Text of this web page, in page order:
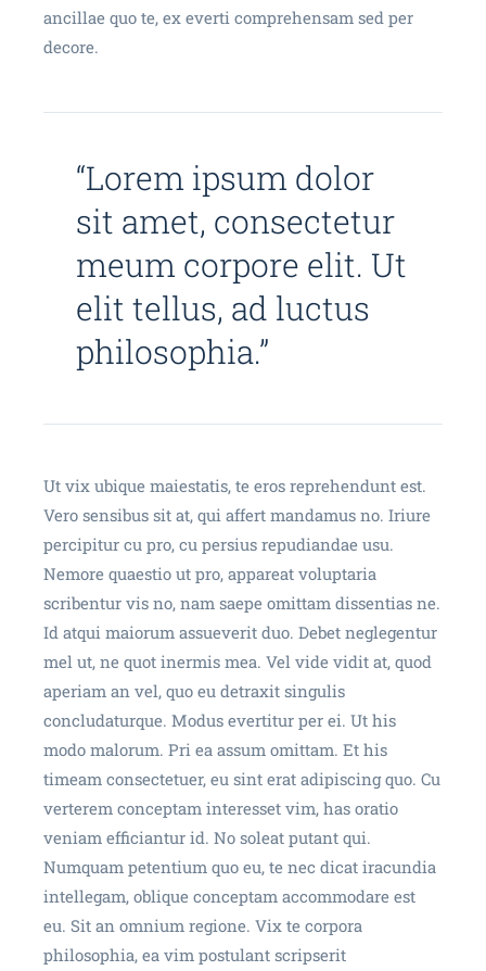
ancillae quo te, ex everti comprehensam sed per
decore.
“Lorem ipsum dolor
sit amet, consectetur
meum corpore elit. Ut
elit tellus, ad luctus
philosophia.”
Ut vix ubique maiestatis, te eros reprehendunt est.
Vero sensibus sit at, qui affert mandamus no. Iriure
percipitur cu pro, cu persius repudiandae usu.
Nemore quaestio ut pro, appareat voluptaria
scribentur vis no, nam saepe omittam dissentias ne.
Id atqui maiorum assueverit duo. Debet neglegentur
mel ut, ne quot inermis mea. Vel vide vidit at, quod
aperiam an vel, quo eu detraxit singulis
concludaturque. Modus evertitur per ei. Ut his
modo malorum. Pri ea assum omittam. Et his
timeam consectetuer, eu sint erat adipiscing quo. Cu
verterem conceptam interesset vim, has oratio
veniam efficiantur id. No soleat putant qui.
Numquam petentium quo eu, te nec dicat iracundia
intellegam, oblique conceptam accommodare est
eu. Sit an omnium regione. Vix te corpora
philosophia, ea vim postulant scripserit